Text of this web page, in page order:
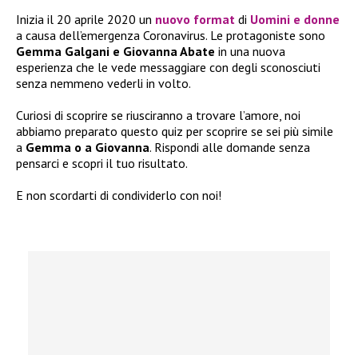
Inizia il 20 aprile 2020 un nuovo format di Uomini e donne
a causa dell’emergenza Coronavirus. Le protagoniste sono
Gemma Galgani e Giovanna Abate in una nuova
esperienza che le vede messaggiare con degli sconosciuti
senza nemmeno vederli in volto.
Curiosi di scoprire se riusciranno a trovare l’amore, noi
abbiamo preparato questo quiz per scoprire se sei più simile
a Gemma o a Giovanna. Rispondi alle domande senza
pensarci e scopri il tuo risultato.
E non scordarti di condividerlo con noi!